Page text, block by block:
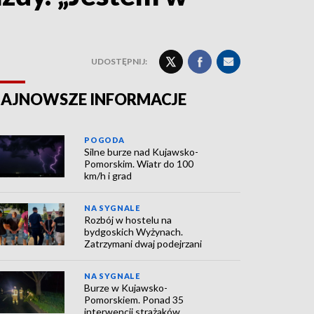
UDOSTĘPNIJ:
INFORMACJE
POGODA
Silne burze nad Kujawsko-
Pomorskim. Wiatr do 100
km/h i grad
NA SYGNALE
Rozbój w hostelu na
bydgoskich Wyżynach.
Zatrzymani dwaj podejrzani
NA SYGNALE
Burze w Kujawsko-
Pomorskiem. Ponad 35
interwencji strażaków